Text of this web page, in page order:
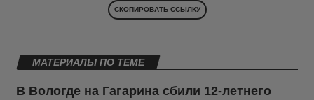
СКОПИРОВАТЬ ССЫЛКУ
МАТЕРИАЛЫ ПО ТЕМЕ
В Вологде на Гагарина сбили 12-летнего